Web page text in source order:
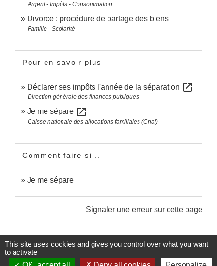
Argent - Impôts - Consommation
Divorce : procédure de partage des biens
Famille - Scolarité
Pour en savoir plus
Déclarer ses impôts l'année de la séparation open_in_new
Direction générale des finances publiques
Je me sépare open_in_new
Caisse nationale des allocations familiales (Cnaf)
Comment faire si...
Je me sépare
Signaler une erreur sur cette page
This site uses cookies and gives you control over what you want
to activate